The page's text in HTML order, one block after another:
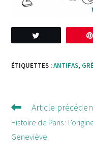
ÉTIQUETTES : ANTIFAS,
Lire
d'autres
articles
Article
Histoire de Paris :
Geneviève